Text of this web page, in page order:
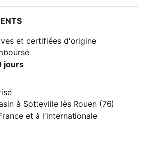
et certifiées d'origine
jours
à Sotteville lès Rouen (76)
et à l'internationale